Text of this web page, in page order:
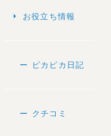
arrow_right お役立ち情報
remove ピカピカ日記
remove クチコミ